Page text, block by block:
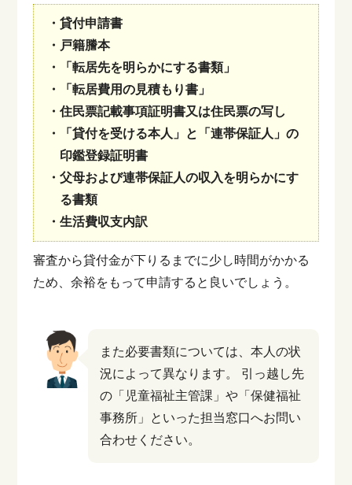
・貸付申請書
・戸籍謄本
・「転居先を明らかにする書類」
・「転居費用の見積もり書」
・住民票記載事項証明書又は住民票の写し
・「貸付を受ける本人」と「連帯保証人」の
印鑑登録証明書
・父母および連帯保証人の収入を明らかにす
る書類
・生活費収支内訳
審査から貸付金が下りるまでに少し時間がかかる
ため、余裕をもって申請すると良いでしょう。
また必要書類については、本人の状
況によって異なります。
引っ越し先
の「児童福祉主管課」や「保健福祉
事務所」といった担当窓口へお問い
合わせください。